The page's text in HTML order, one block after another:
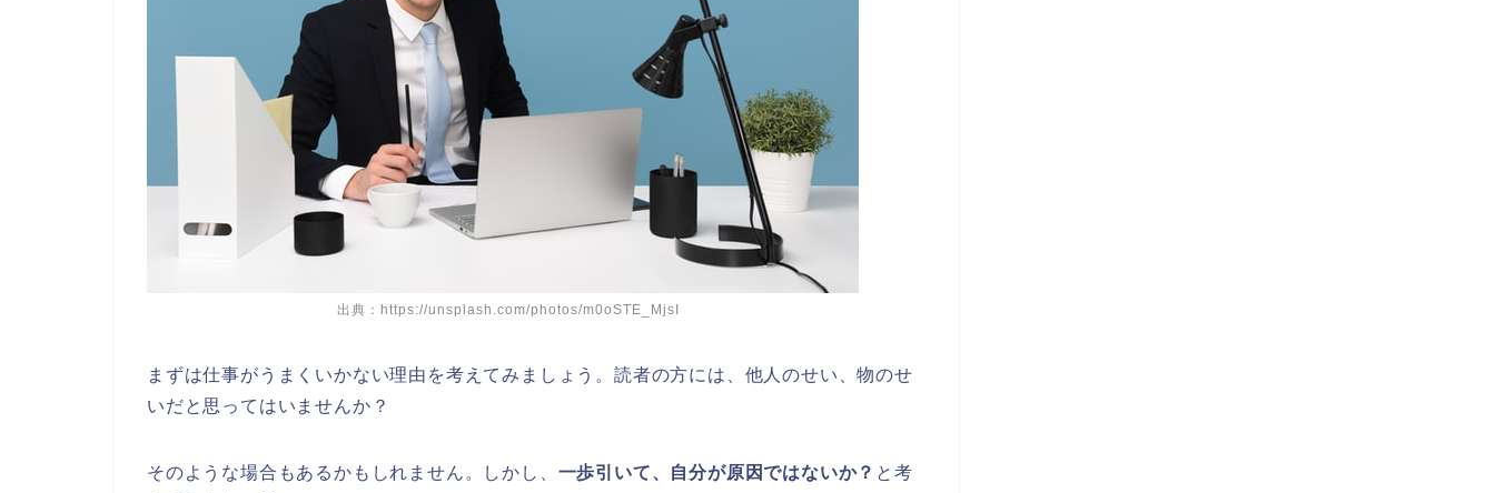
出典：https://unsplash.com/photos/m0oSTE_MjsI
まずは仕事がうまくいかない理由を考えてみましょう。読者の方には、他人のせい、物のせ
いだと思ってはいませんか？
そのような場合もあるかもしれません。しかし、 一歩引いて、自分が原因ではないか？ と考